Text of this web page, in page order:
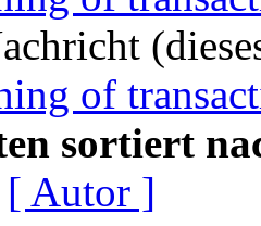
of
sortiert
[ Autor ]